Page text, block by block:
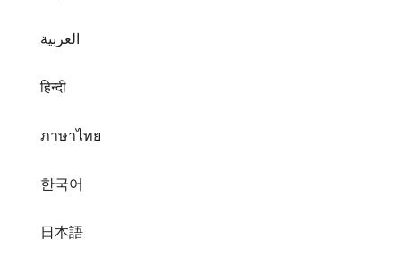
العربية
हिन्दी
ภาษาไทย
한국어
日本語